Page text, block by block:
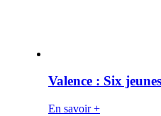
Valence : Six
En savoir +